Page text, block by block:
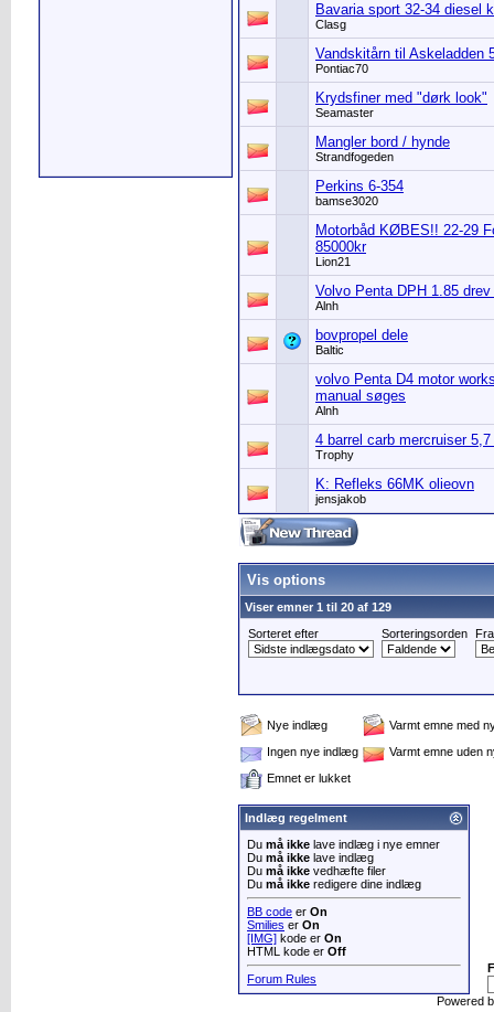
Bavaria sport 32-34 diesel
Clasg
Vandskitårn til Askeladden
Pontiac70
Krydsfiner med "dørk look"
Seamaster
Mangler bord / hynde
Strandfogeden
Perkins 6-354
bamse3020
Motorbåd KØBES!! 22-29
85000kr
Lion21
Volvo Penta DPH 1.85
Alnh
bovpropel dele
Baltic
volvo Penta D4 motor
manual søges
Alnh
4 barrel carb mercruiser
Trophy
K: Refleks 66MK olieovn
jensjakob
Vis options
Viser emner 1 til 20 af 129
Sorteret efter
Sorteringsorden
Nye indlæg
Varmt emne med
Ingen nye indlæg
Varmt emne uden
Emnet er lukket
Indlæg regelment
Du må ikke lave indlæg i nye emner
Du må ikke lave indlæg
Du må ikke vedhæfte filer
Du må ikke redigere dine indlæg
BB code er On
Smilies er On
[IMG] kode er On
HTML kode er Off
Forum Rules
Powered